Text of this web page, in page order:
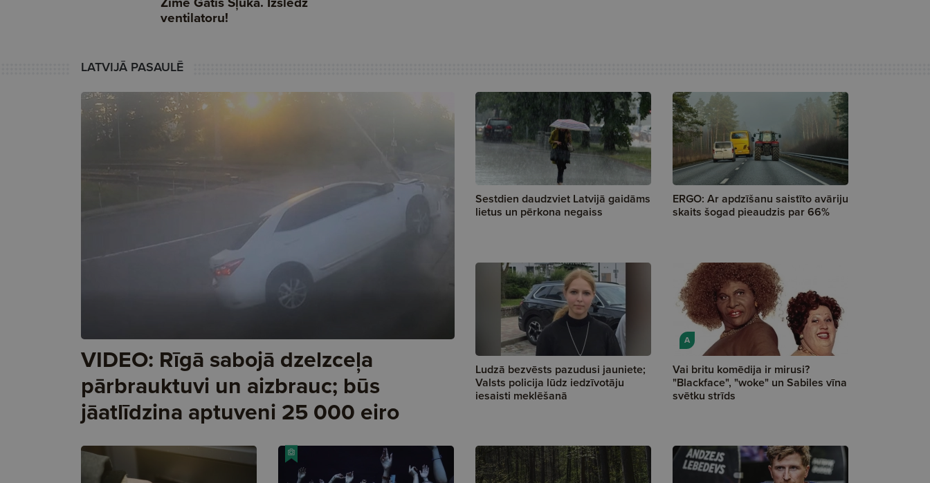
LATVIJĀ PASAULĒ
VIDEO: Rīgā sabojā dzelzceļa
pārbrauktuvi un aizbrauc; būs
jāatlīdzina aptuveni 25 000 eiro
Sestdien daudzviet Latvijā gaidāms
lietus un pērkona negaiss
ERGO: Ar apdzīšanu saistīto avāriju
skaits šogad pieaudzis par 66%
Ludzā bezvēsts pazudusi jauniete;
Valsts policija lūdz iedzīvotāju
iesaisti meklēšanā
A
Vai britu komēdija ir mirusi?
"Blackface", "woke" un Sabiles vīna
svētku strīds